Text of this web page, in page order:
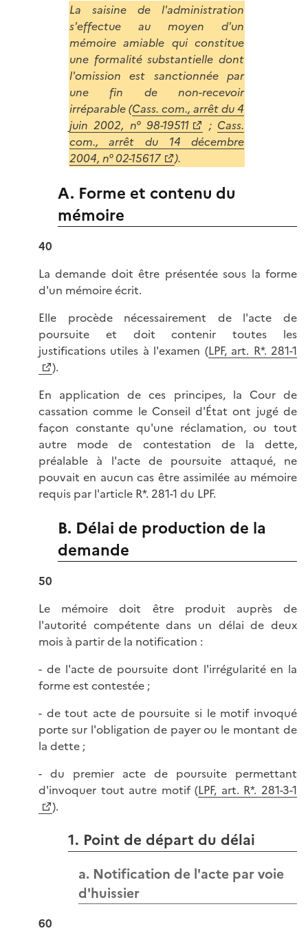
La saisine de l'administration
s'effectue au moyen d'un
mémoire amiable qui constitue
une formalité substantielle dont
l'omission est sanctionnée par
une fin de non-recevoir
irréparable (Cass. com., arrêt du 4
juin 2002, n° 98-19511
; Cass.
com., arrêt du 14 décembre
2004, n° 02-15617
).
A. Forme et contenu du
mémoire
40
La demande doit être présentée sous la forme
d'un mémoire écrit.
Elle procède nécessairement de l'acte de
poursuite et doit contenir toutes les
justifications utiles à l'examen (LPF, art. R*. 281-1
).
En application de ces principes, la Cour de
cassation comme le Conseil d'État ont jugé de
façon constante qu'une réclamation, ou tout
autre mode de contestation de la dette,
préalable à l'acte de poursuite attaqué, ne
pouvait en aucun cas être assimilée au mémoire
requis par l'article R*. 281-1 du LPF.
B. Délai de production de la
demande
50
Le mémoire doit être produit auprès de
l'autorité compétente dans un délai de deux
mois à partir de la notification :
- de l'acte de poursuite dont l'irrégularité en la
forme est contestée ;
- de tout acte de poursuite si le motif invoqué
porte sur l'obligation de payer ou le montant de
la dette ;
- du premier acte de poursuite permettant
d'invoquer tout autre motif (LPF, art. R*. 281-3-1
).
1. Point de départ du délai
a. Notification de l'acte par voie
d'huissier
60